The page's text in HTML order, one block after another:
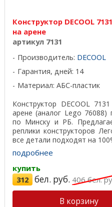
Конструктор DECOOL
на арене
артикул 7131
Производитель: DECOOL
Гарантия, дней: 14
Материал: АБС-пластик
Конструктор DECOOL
арене (аналог Lego 76088)
по Минску и РБ.
реплики конструкторов
все детали подходят на
подробнее
купить
312 бел. руб. 406бел.
В корзину